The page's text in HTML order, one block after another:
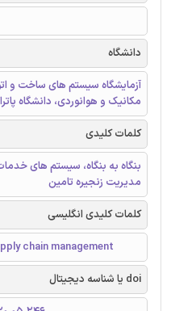
دانشگاه
مکانیک و هوانوردی، دانشگاه
کلمات کلیدی
بنگاه به بنگاه، سیستم های
مدیریت زنجیره تامین
کلمات کلیدی انگلیسی
chain management
doi یا شناسه دیجیتال